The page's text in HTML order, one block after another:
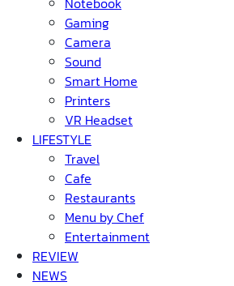
Gaming
Camera
Sound
Smart Home
Printers
VR Headset
LIFESTYLE
Travel
Cafe
Restaurants
Menu by Chef
Entertainment
REVIEW
NEWS